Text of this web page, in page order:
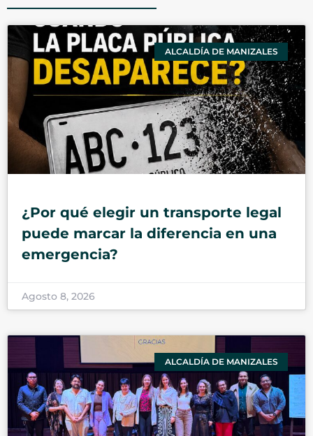
ALCALDÍA DE MANIZALES
¿Por qué elegir un transporte legal
puede marcar la diferencia en una
emergencia?
Agosto 8, 2026
ALCALDÍA DE MANIZALES